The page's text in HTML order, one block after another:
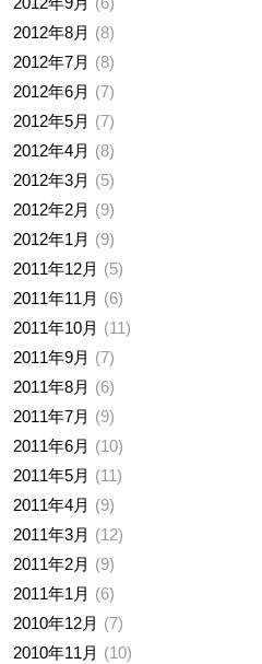
2012年8月
8
2012年7月
8
2012年6月
7
2012年5月
7
2012年4月
8
2012年3月
5
2012年2月
9
2012年1月
9
2011年12月
5
2011年11月
6
2011年10月
11
2011年9月
7
2011年8月
6
2011年7月
9
2011年6月
10
2011年5月
11
2011年4月
9
2011年3月
12
2011年2月
9
2011年1月
6
2010年12月
7
2010年11月
10